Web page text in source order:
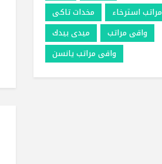
مخدات تاكى
مراتب استرخاء
ميدى بيدك
واقى مراتب
واقى مراتب يانسن